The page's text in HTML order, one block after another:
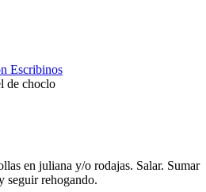
Escribinos
de choclo
en juliana y/o rodajas. Salar. Sumar
seguir rehogando.